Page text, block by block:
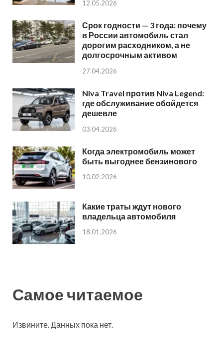
12.05.2026
Срок годности — 3 года: почему
в России автомобиль стал
дорогим расходником, а не
долгосрочным активом
27.04.2026
Niva Travel против Niva Legend:
где обслуживание обойдется
дешевле
03.04.2026
Когда электромобиль может
быть выгоднее бензинового
10.02.2026
Какие траты ждут нового
владельца автомобиля
18.01.2026
Самое читаемое
Извините. Данных пока нет.